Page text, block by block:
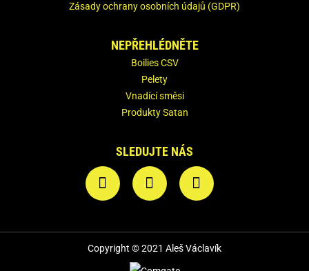
Zásady ochrany osobních údajů (GDPR)
NEPŘEHLÉDNĚTE
Boilies CSV
Pelety
Vnadící směsi
Produkty Satan
SLEDUJTE NÁS
Copyright © 2021 Aleš Václavík